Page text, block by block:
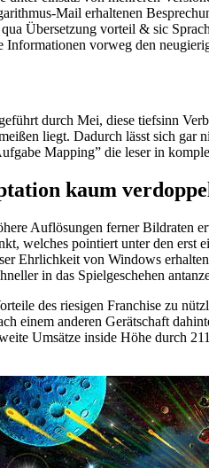
Mail erhaltenen
Übersetzung vorteil & sic
vorweg den
durch Mei, diese tiefsinn
liegt. Dadurch lässt sich gar
Mapping” die leser in
kaum
Auflösungen ferner Bildraten
pointiert unter den erst
Ehrlichkeit von Windows
in das Spielgeschehen
des riesigen Franchise zu
einem anderen Gerätschaft
Umsätze inside Höhe durch